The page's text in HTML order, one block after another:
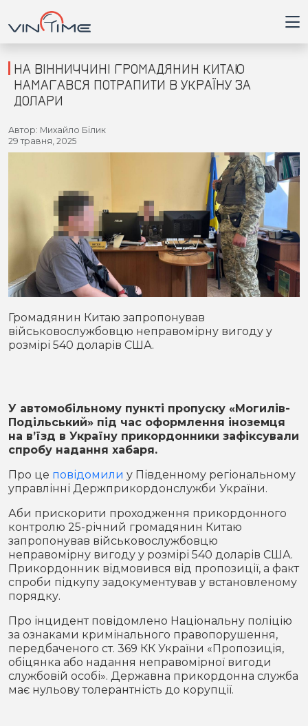
Головна
Війна
Кримінал
Здоров'я
Приватна думка
В кулуарах
Місто
Життя
Конфлікти
Партнери
Спорт
Спорт
Футбол
Контакти
НА ВІННИЧЧИНІ ГРОМАДЯНИН КИТАЮ
НАМАГАВСЯ ПОТРАПИТИ В УКРАЇНУ ЗА
ДОЛАРИ
Автор: Михайло Білик
29 травня, 2025
Громадянин Китаю запропонував
військовослужбовцю неправомірну вигоду у
розмірі 540 доларів США.
У автомобільному пункті пропуску «Могилів-
Подільський» під час оформлення іноземця
на в’їзд в Україну прикордонники зафіксували
спробу надання хабаря.
Про це повідомили у Південному регіональному
управлінні Держприкордонслужби України.
Аби прискорити проходження прикордонного
контролю 25-річний громадянин Китаю
запропонував військовослужбовцю
неправомірну вигоду у розмірі 540 доларів США.
Прикордонник відмовився від пропозиції, а факт
спроби підкупу задокументував у встановленому
порядку.
Про інцидент повідомлено Національну поліцію
за ознаками кримінального правопорушення,
передбаченого ст. 369 КК України «Пропозиція,
обіцянка або надання неправомірної вигоди
службовій особі». Державна прикордонна служба
має нульову толерантність до корупції.